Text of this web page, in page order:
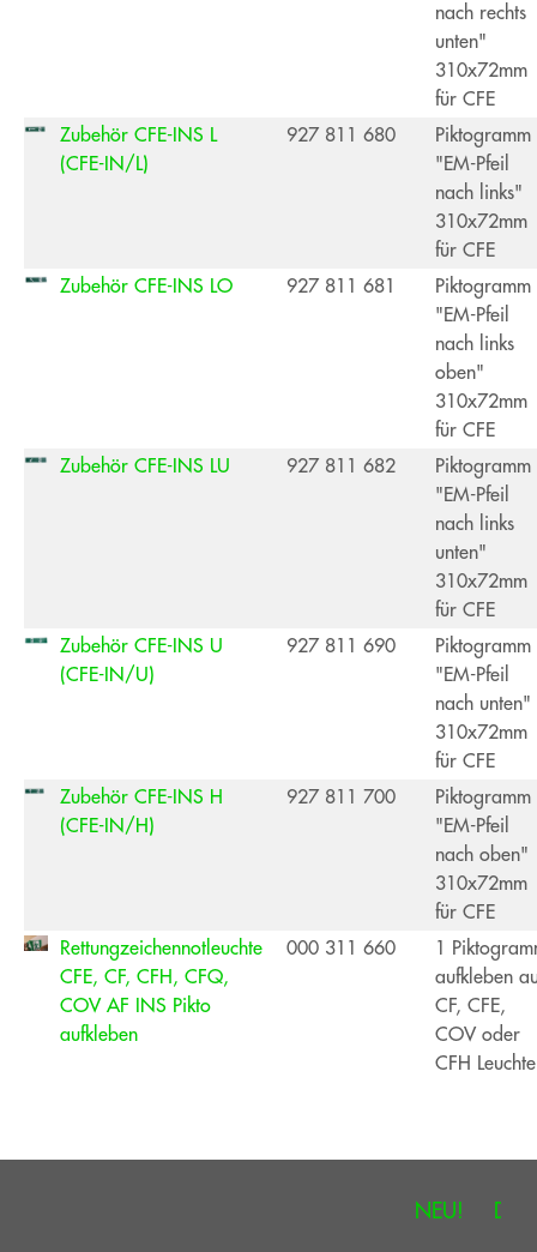
nach rechts
unten"
310x72mm
für CFE
Zubehör CFE-INS L
(CFE-IN/L)
927 811 680
Piktogramm
"EM-Pfeil
nach links"
310x72mm
für CFE
Zubehör CFE-INS LO
927 811 681
Piktogramm
"EM-Pfeil
nach links
oben"
310x72mm
für CFE
Zubehör CFE-INS LU
927 811 682
Piktogramm
"EM-Pfeil
nach links
unten"
310x72mm
für CFE
Zubehör CFE-INS U
(CFE-IN/U)
927 811 690
Piktogramm
"EM-Pfeil
nach unten"
310x72mm
für CFE
Zubehör CFE-INS H
(CFE-IN/H)
927 811 700
Piktogramm
"EM-Pfeil
nach oben"
310x72mm
für CFE
Rettungzeichennotleuchte
CFE, CF, CFH, CFQ,
COV AF INS Pikto
aufkleben
000 311 660
1
aufkleben
CF, CFE,
COV oder
CFH Leuchte
NEU!